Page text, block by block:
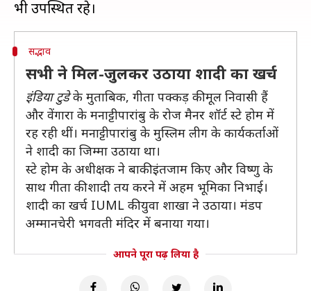
सद्भाव
सभी ने मिल-जुलकर उठाया शादी का खर्च
इंडिया टुडेके मुताबिक, गीता पक्कड़ की मूल निवासी हैं
और वेंगारा के मनाट्टीपारांबु के रोज मैनर शॉर्ट स्टे होम में
रह रही थीं। मनाट्टीपारांबु के मुस्लिम लीग के कार्यकर्ताओं
ने शादी का जिम्मा उठाया था।
स्टे होम के अधीक्षक ने बाकी इंतजाम किए और विष्णु के
साथ गीता की शादी तय करने में अहम भूमिका निभाई।
शादी का खर्च IUML की युवा शाखा ने उठाया। मंडप
अम्मानचेरी भगवती मंदिर में बनाया गया।
आपने पूरा पढ़ लिया है